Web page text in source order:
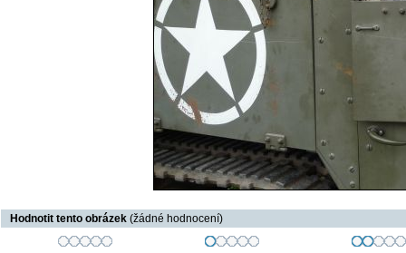
Hodnotit tento obrázek (žádné hodnocení)